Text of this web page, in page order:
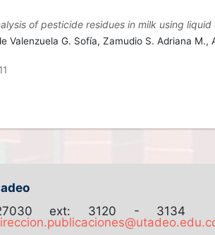
of pesticide residues in milk using
Valenzuela G. Sofía,Zamudio S. Adriana M.,
ext: 3120 - 3134